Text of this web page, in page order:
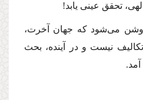
تحقق عینى یابد!
روشن مى‌شود كه جهان آخرت،
نیست و در آینده، بحث